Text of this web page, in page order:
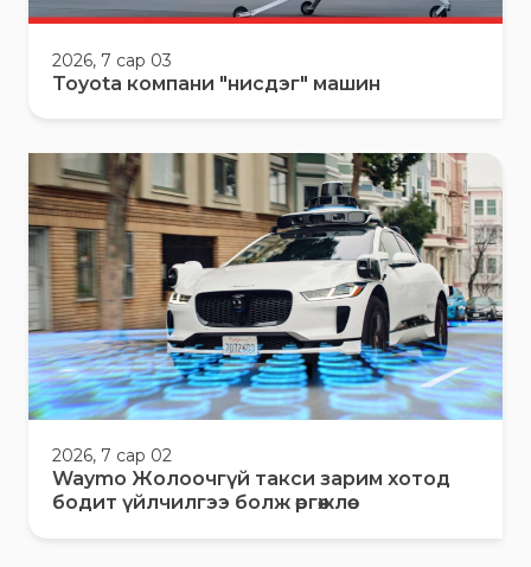
2026, 7 сар 03
Toyota компани "нисдэг" машин
2026, 7 сар 02
Waymo Жолоочгүй такси зарим хотод
бодит үйлчилгээ болж өргөжлөө